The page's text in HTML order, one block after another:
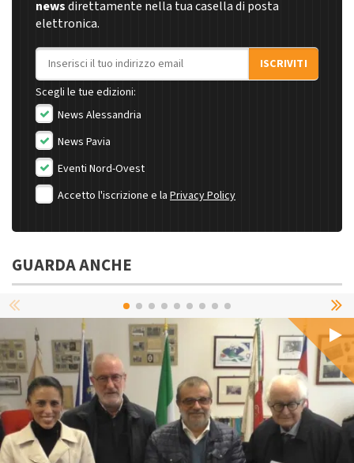
newsdirettamente nella tua casella di posta
elettronica.
Indirizzo email
ISCRIVITI
Scegli le tue edizioni:
News Alessandria
News Pavia
Eventi Nord-Ovest
Accetto l'iscrizione e la Privacy Policy
GUARDA ANCHE